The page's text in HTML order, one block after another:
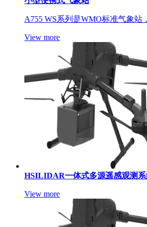
A755 WS系列是WMO标准气象
View more
HSILIDAR一体式多源遥感观测
View more